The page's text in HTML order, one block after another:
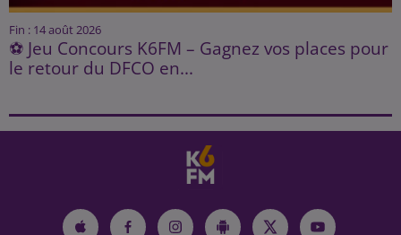
Fin : 14 août 2026
⚽ Jeu Concours K6FM – Gagnez vos places pour
le retour du DFCO en...